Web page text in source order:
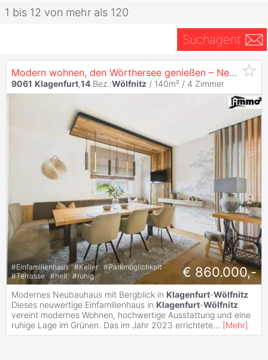
1 bis 12 von mehr als 120
Suchagent
Modern wohnen, den Wörthersee genießen – Neubauhaus in begehrter Lage von
9061 Klagenfurt,14.Bez.:Wölfnitz / 140m² / 4 Zimmer
#Einfamilienhaus #Keller #Parkmöglichkeit
#Terrasse #hell #ruhig € 860.000,-
Modernes Neubauhaus mit Bergblick in Klagenfurt-Wölfnitz
Dieses neuwertige Einfamilienhaus in Klagenfurt-Wölfnitz
vereint modernes Wohnen, hochwertige Ausstattung und eine
ruhige Lage im Grünen. Das im Jahr 2023 errichtete... [Mehr]